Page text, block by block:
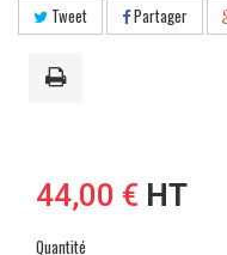
Tweet Partager
44,00 € HT
Quantité